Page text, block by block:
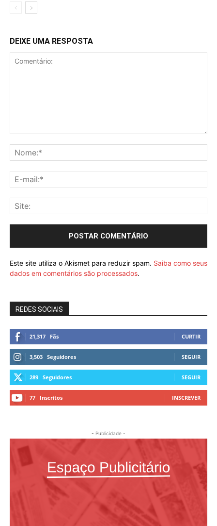
DEIXE UMA RESPOSTA
Este site utiliza o Akismet para reduzir spam. Saiba como seus
dados em comentários são processados.
REDES SOCIAIS
21,317 Fãs CURTIR
3,503 Seguidores SEGUIR
289 Seguidores SEGUIR
77 Inscritos INSCREVER
- Publicidade -